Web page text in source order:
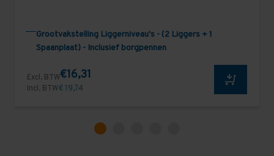
Grootvakstelling Liggerniveau's - (2 Liggers + 1
Spaanplaat) - Inclusief borgpennen
Excl. BTW€16,31
Incl. BTW€ 19,74